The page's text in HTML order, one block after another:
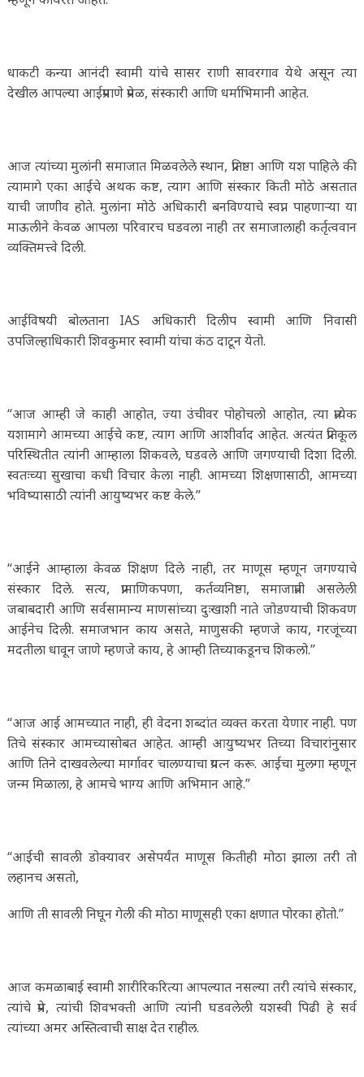
धाकटी कन्या आनंदी स्वामी यांचे सासर राणी सावरगाव येथे असून त्या
देखील आपल्या आईप्रमाणे प्रेमळ, संस्कारी आणि धर्माभिमानी आहेत.
आज त्यांच्या मुलांनी समाजात मिळवलेले स्थान, प्रतिष्ठा आणि यश पाहिले की
त्यामागे एका आईचे अथक कष्ट, त्याग आणि संस्कार किती मोठे असतात
याची जाणीव होते. मुलांना मोठे अधिकारी बनविण्याचे स्वप्न पाहणाऱ्या या
माऊलीने केवळ आपला परिवारच घडवला नाही तर समाजालाही कर्तृत्ववान
व्यक्तिमत्त्वे दिली.
आईविषयी बोलताना IAS अधिकारी दिलीप स्वामी आणि निवासी
उपजिल्हाधिकारी शिवकुमार स्वामी यांचा कंठ दाटून येतो.
“आज आम्ही जे काही आहोत, ज्या उंचीवर पोहोचलो आहोत, त्या प्रत्येक
यशामागे आमच्या आईचे कष्ट, त्याग आणि आशीर्वाद आहेत. अत्यंत प्रतिकूल
परिस्थितीत त्यांनी आम्हाला शिकवले, घडवले आणि जगण्याची दिशा दिली.
स्वतःच्या सुखाचा कधी विचार केला नाही. आमच्या शिक्षणासाठी, आमच्या
भविष्यासाठी त्यांनी आयुष्यभर कष्ट केले.”
“आईने आम्हाला केवळ शिक्षण दिले नाही, तर माणूस म्हणून जगण्याचे
संस्कार दिले. सत्य, प्रामाणिकपणा, कर्तव्यनिष्ठा, समाजाप्रती असलेली
जबाबदारी आणि सर्वसामान्य माणसांच्या दुःखाशी नाते जोडण्याची शिकवण
आईनेच दिली. समाजभान काय असते, माणुसकी म्हणजे काय, गरजूंच्या
मदतीला धावून जाणे म्हणजे काय, हे आम्ही तिच्याकडूनच शिकलो.”
“आज आई आमच्यात नाही, ही वेदना शब्दांत व्यक्त करता येणार नाही. पण
तिचे संस्कार आमच्यासोबत आहेत. आम्ही आयुष्यभर तिच्या विचारांनुसार
आणि तिने दाखवलेल्या मार्गावर चालण्याचा प्रयत्न करू. आईचा मुलगा म्हणून
जन्म मिळाला, हे आमचे भाग्य आणि अभिमान आहे.”
“आईची सावली डोक्यावर असेपर्यंत माणूस कितीही मोठा झाला तरी तो
लहानच असतो,
आणि ती सावली निघून गेली की मोठा माणूसही एका क्षणात पोरका होतो.”
आज कमळाबाई स्वामी शारीरिकरित्या आपल्यात नसल्या तरी त्यांचे संस्कार,
त्यांचे प्रेम, त्यांची शिवभक्ती आणि त्यांनी घडवलेली यशस्वी पिढी हे सर्व
त्यांच्या अमर अस्तित्वाची साक्ष देत राहील.